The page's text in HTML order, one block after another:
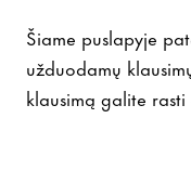
Šiame puslapyje
užduodamų
klausimą galite rasti